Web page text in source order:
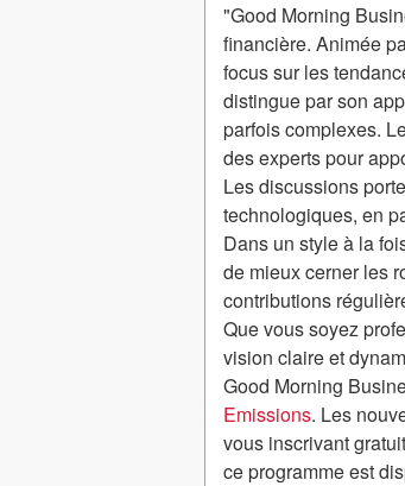
"Good Morning
financière. Animée
focus sur les
distingue par son
parfois complexes.
des experts pour
Les discussions
technologiques, en
Dans un style à la
de mieux cerner les
contributions
Que vous soyez
vision claire et
Good Morning
Emissions. Les
vous inscrivant
ce programme est